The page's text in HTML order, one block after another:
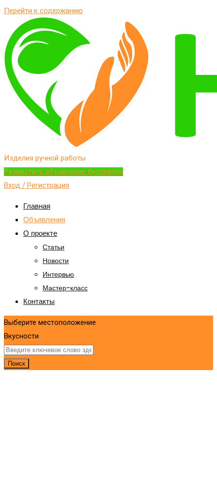
Перейти к содержанию
Изделия ручной работы
Разместить объявление бесплатно
Вход / Регистрация
Главная
Объявления
О проекте
Статьи
Новости
Интервью
Мастер-класс
Контакты
Выберите местоположение
Вкусности
Поиск